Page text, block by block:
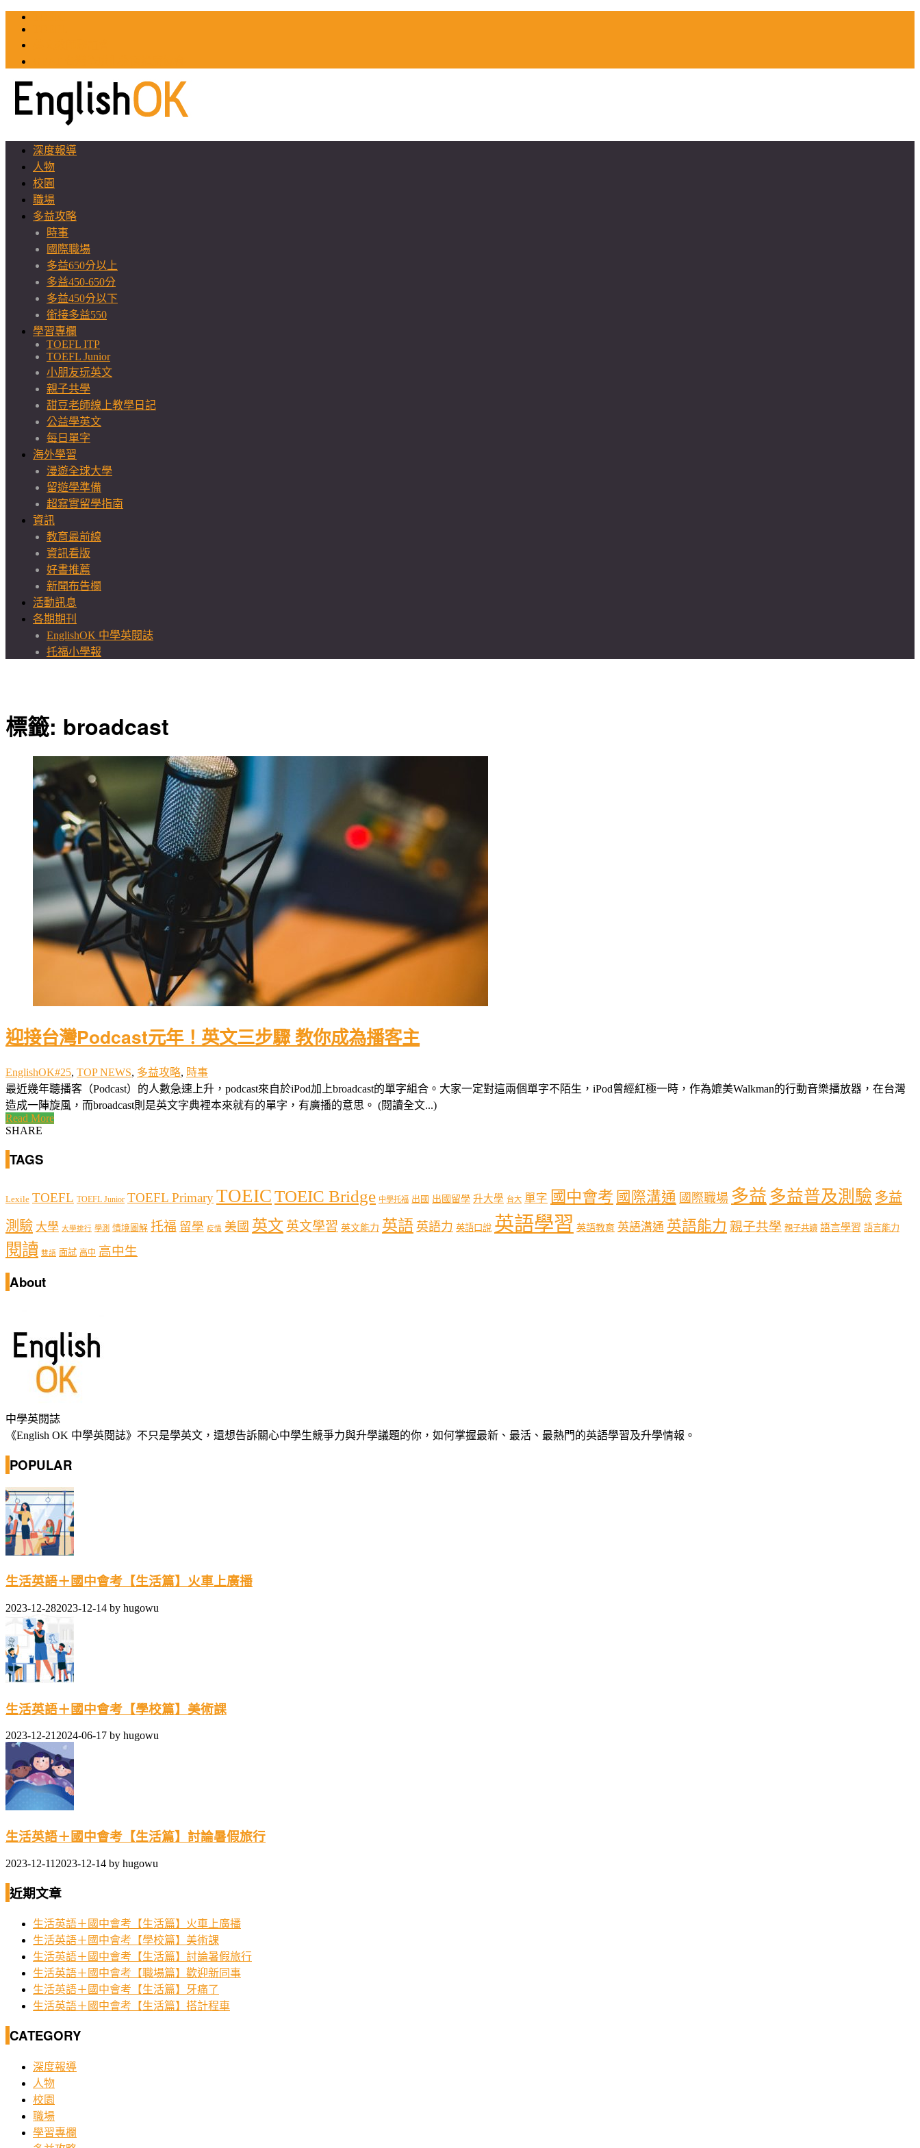
深度報導
人物
校園
職場
多益攻略
時事
國際職場
多益650分以上
多益450-650分
多益450分以下
銜接多益550
學習專欄
TOEFL ITP
TOEFL Junior
小朋友玩英文
親子共學
甜豆老師線上教學日記
公益學英文
每日單字
海外學習
漫遊全球大學
留遊學準備
超寫實留學指南
資訊
教育最前線
資訊看版
好書推薦
新聞布告欄
活動訊息
各期期刊
EnglishOK 中學英閱誌
托福小學報
標籤: broadcast
迎接台灣Podcast元年！英文三步驟 教你成為播客主
EnglishOK#25, TOP NEWS, 多益攻略, 時事
最近幾年聽播客（Podcast）的人數急速上升，podcast來自於iPod加上broadcast的單字組合。大家一定對這兩個單字不陌生，iPod曾經紅極一時，作為媲美Walkman的行動音樂播放器，在台灣
造成一陣旋風，而broadcast則是英文字典裡本來就有的單字，有廣播的意思。 (閱讀全文...)
Read More
SHARE
TAGS
Lexile TOEFL TOEFL Junior TOEFL PrimaryTOEICTOEIC Bridge 中學托福 出國 出國留學 升大學 台大 單字 國中會考 國際溝通 國際職場 多益 多益普及測驗 多益
測驗 大學 大學排行 學測 情境圖解 托福 留學 疫情 美國 英文 英文學習 英文能力 英語 英語力 英語口說 英語學習 英語教育 英語溝通 英語能力 親子共學 親子共讀 語言學習 語言能力
閱讀 雙語 面試 高中 高中生
About
中學英閱誌
《English OK 中學英閱誌》不只是學英文，還想告訴關心中學生競爭力與升學議題的你，如何掌握最新、最活、最熱門的英語學習及升學情報。
POPULAR
生活英語＋國中會考【生活篇】火車上廣播
2023-12-282023-12-14 by hugowu
生活英語＋國中會考【學校篇】美術課
2023-12-212024-06-17 by hugowu
生活英語＋國中會考【生活篇】討論暑假旅行
2023-12-11 2023-12-14 by hugowu
近期文章
生活英語＋國中會考【生活篇】火車上廣播
生活英語＋國中會考【學校篇】美術課
生活英語＋國中會考【生活篇】討論暑假旅行
生活英語＋國中會考【職場篇】歡迎新同事
生活英語＋國中會考【生活篇】牙痛了
生活英語＋國中會考【生活篇】搭計程車
CATEGORY
深度報導
人物
校園
職場
學習專欄